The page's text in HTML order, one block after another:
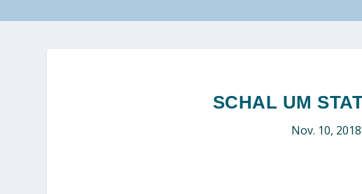
SCHAL UM
Nov. 10, 2018